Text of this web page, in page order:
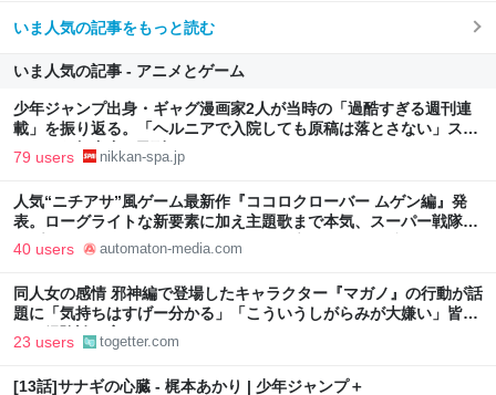
いま人気の記事をもっと読む
いま人気の記事 - アニメとゲーム
少年ジャンプ出身・ギャグ漫画家2人が当時の「過酷すぎる週刊連
載」を振り返る。「ヘルニアで入院しても原稿は落とさない」スト
イックな舞台裏 | 日刊SPA!
79 users nikkan-spa.jp
人気“ニチアサ”風ゲーム最新作『ココロクローバー ムゲン編』発
表。ローグライトな新要素に加え主題歌まで本気、スーパー戦隊や
「プリキュア」シリーズなどで知られる高取ヒデアキ氏が歌う -
AUTOMATON
40 users automaton-media.com
同人女の感情 邪神編で登場したキャラクター『マガノ』の行動が話
題に「気持ちはすげー分かる」「こういうしがらみが大嫌い」皆さ
んの経験談も寄せられる
23 users togetter.com
[13話]サナギの心臓 - 梶本あかり | 少年ジャンプ＋